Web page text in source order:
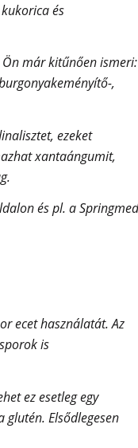
és
már kitűnően ismeri:
,
ezeket
xantaángumit,
és pl. a Springmed
ecet használatát. Az
is
ez esetleg egy
glutén. Elsődlegesen